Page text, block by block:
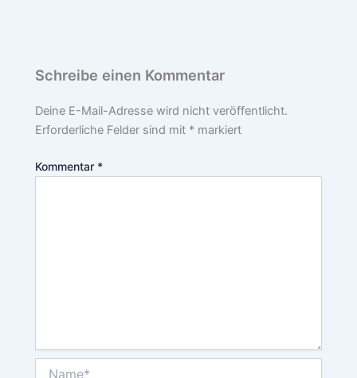
Schreibe einen Kommentar
Deine E-Mail-Adresse wird nicht veröffentlicht.
Erforderliche Felder sind mit * markiert
Kommentar *